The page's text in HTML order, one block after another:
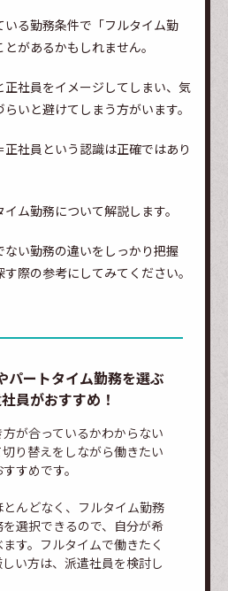
る勤務条件で「フルタイム勤
があるかもしれません。
正社員をイメージしてしまい、気
いと避けてしまう方がいます。
社員という認識は正確ではあり
ム勤務について解説します。
ない勤務の違いをしっかり把握
際の参考にしてみてください。
パートタイム勤務を選ぶ
員がおすすめ！
が合っているかわからない
り替えをしながら働きたい
すめです。
んどなく、フルタイム勤務
選択できるので、自分が希
す。フルタイムで働きたく
い方は、派遣社員を検討し